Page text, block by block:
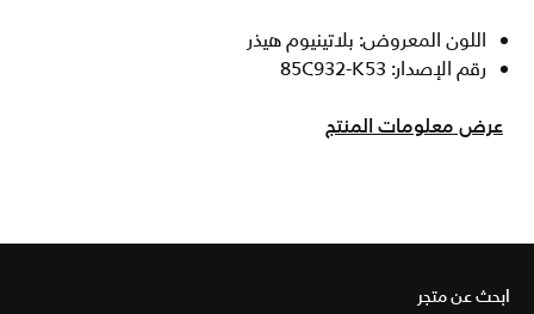
اللون المعروض: بلاتينيوم هيذر
رقم الإصدار: 85C932-K53
عرض معلومات المنتج
ابحث عن متجر